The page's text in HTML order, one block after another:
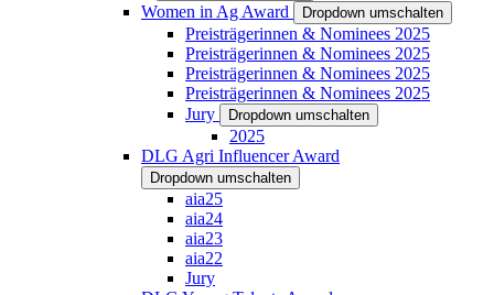
Women in Ag Award Dropdown umschalten
Preisträgerinnen & Nominees 2025
Preisträgerinnen & Nominees 2025
Preisträgerinnen & Nominees 2025
Preisträgerinnen & Nominees 2025
Jury
Dropdown umschalten
2025
DLG Agri Influencer Award
Dropdown umschalten
aia25
aia24
aia23
aia22
Jury